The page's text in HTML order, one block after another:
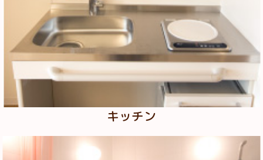
キッチン